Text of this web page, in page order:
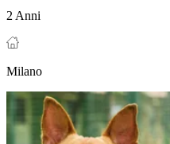
2 Anni
Milano